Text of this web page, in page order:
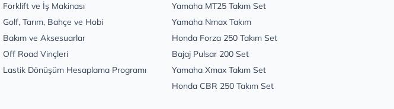
Forklift ve İş Makinası
Golf, Tarım, Bahçe ve Hobi
Bakım ve Aksesuarlar
Off Road Vinçleri
Lastik Dönüşüm Hesaplama Programı
Yamaha MT25 Takım Set
Yamaha Nmax Takım
Honda Forza 250 Takım Set
Bajaj Pulsar 200 Set
Yamaha Xmax Takım Set
Honda CBR 250 Takım Set